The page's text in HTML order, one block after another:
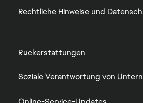
Rechtliche Hinweise und
Rückerstattungen
Soziale Verantwortung von